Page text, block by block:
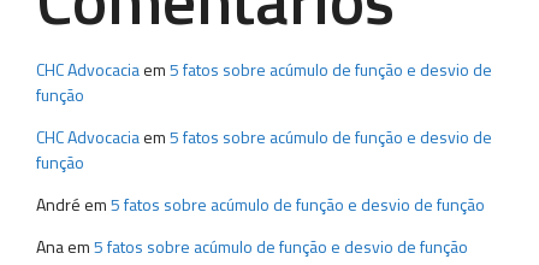
CHC Advocaciaem5 fatos sobre acúmulo de função e desvio de
função
CHC Advocaciaem5 fatos sobre acúmulo de função e desvio de
função
André em5 fatos sobre acúmulo de função e desvio de função
Anaem5 fatos sobre acúmulo de função e desvio de função